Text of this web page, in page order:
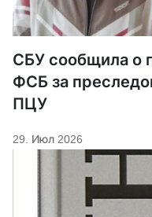
СБУ сообщила о
ФСБ за
ПЦУ
29. Июл 2026